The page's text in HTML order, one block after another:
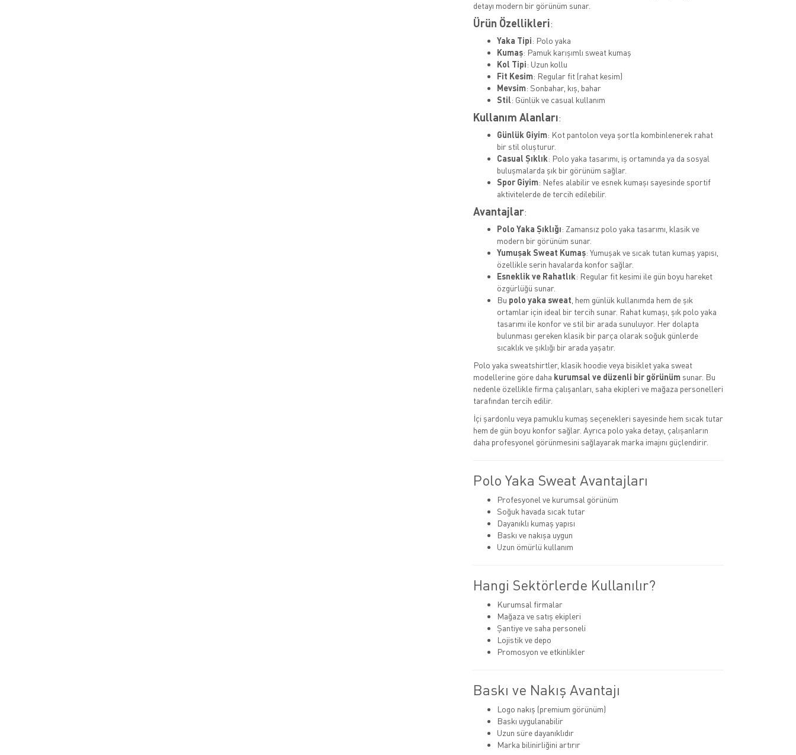
detayı modern bir görünüm sunar.
Ürün Özellikleri:
Yaka Tipi: Polo yaka
Kumaş: Pamuk karışımlı sweat kumaş
Kol Tipi: Uzun kollu
Fit Kesim: Regular fit (rahat kesim)
Mevsim: Sonbahar, kış, bahar
Stil: Günlük ve casual kullanım
Kullanım Alanları:
Günlük Giyim: Kot pantolon veya şortla kombinlenerek rahat
bir stil oluşturur.
Casual Şıklık: Polo yaka tasarımı, iş ortamında ya da sosyal
buluşmalarda şık bir görünüm sağlar.
Spor Giyim: Nefes alabilir ve esnek kumaşı sayesinde sportif
aktivitelerde de tercih edilebilir.
Avantajlar:
Polo Yaka Şıklığı: Zamansız polo yaka tasarımı, klasik ve
modern bir görünüm sunar.
Yumuşak Sweat Kumaş: Yumuşak ve sıcak tutan kumaş yapısı,
özellikle serin havalarda konfor sağlar.
Esneklik ve Rahatlık: Regular fit kesimi ile gün boyu hareket
özgürlüğü sunar.
Bu polo yaka sweat , hem günlük kullanımda hem de şık
ortamlar için ideal bir tercih sunar. Rahat kumaşı, şık polo yaka
tasarımı ile konfor ve stil bir arada sunuluyor. Her dolapta
bulunması gereken klasik bir parça olarak soğuk günlerde
sıcaklık ve şıklığı bir arada yaşatır.
Polo yaka sweatshirtler, klasik hoodie veya bisiklet yaka sweat
modellerine göre daha kurumsal ve düzenli bir görünümsunar. Bu
nedenle özellikle firma çalışanları, saha ekipleri ve mağaza personelleri
tarafından tercih edilir.
İçi şardonlu veya pamuklu kumaş seçenekleri sayesinde hem sıcak tutar
hem de gün boyu konfor sağlar. Ayrıca polo yaka detayı, çalışanların
daha profesyonel görünmesini sağlayarak marka imajını güçlendirir.
Polo Yaka Sweat Avantajları
Profesyonel ve kurumsal görünüm
Soğuk havada sıcak tutar
Dayanıklı kumaş yapısı
Baskı ve nakışa uygun
Uzun ömürlü kullanım
Hangi Sektörlerde Kullanılır?
Kurumsal firmalar
Mağaza ve satış ekipleri
Şantiye ve saha personeli
Lojistik ve depo
Promosyon ve etkinlikler
Baskı ve Nakış Avantajı
Logo nakış (premium görünüm)
Baskı uygulanabilir
Uzun süre dayanıklıdır
Marka bilinirliğini artırır